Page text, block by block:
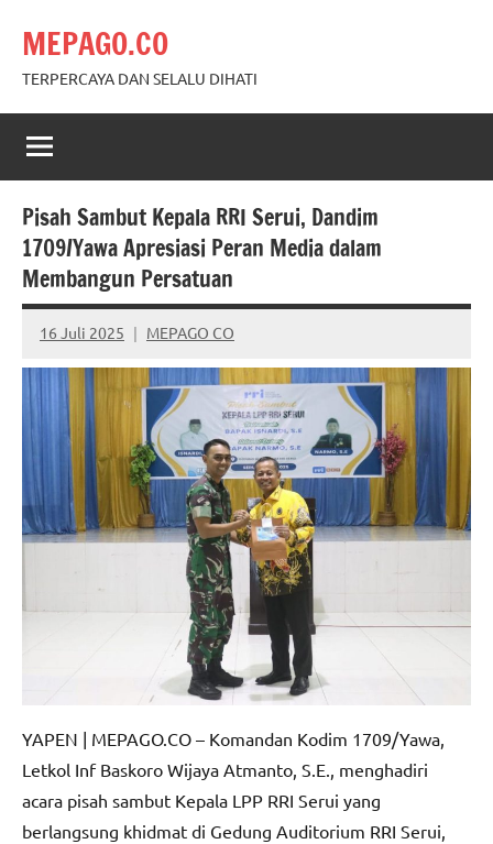
content
MEPAGO.CO
TERPERCAYA DAN SELALU DIHATI
Pisah Sambut Kepala RRI Serui, Dandim
1709/Yawa Apresiasi Peran Media dalam
Membangun Persatuan
16 Juli 2025 MEPAGO CO
No
comments
YAPEN | MEPAGO.CO – Komandan Kodim 1709/Yawa,
Letkol Inf Baskoro Wijaya Atmanto, S.E., menghadiri
acara pisah sambut Kepala LPP RRI Serui yang
berlangsung khidmat di Gedung Auditorium RRI Serui,